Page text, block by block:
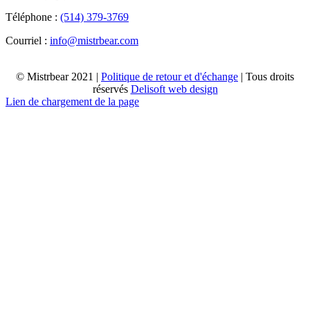
Téléphone : (514) 379-3769
Courriel : info@mistrbear.com
© Mistrbear 2021 | Politique de retour et d'échange | Tous droits
réservés Delisoft web design
Lien de chargement de la page